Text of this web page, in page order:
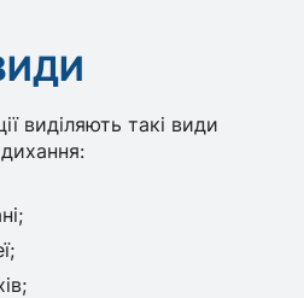
виділяють такі види